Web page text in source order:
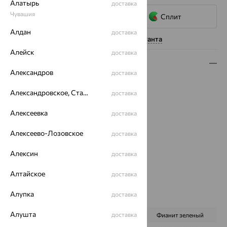
Сплит
Нужна помощь консультанта
Металл:Золото
Проба:585
Страна происхождения:
Бренд:MAGIC STONES
Вес металла:
Характеристика вставки:
ВИД КАМНЯ Агат Фианит зеленый
Алатырь
Чувашия
доставка
Алдан доставка
Алейск доставка
Александров доставка
Александровское, Ставропольский край доставка
Алексеевка доставка
Алексеево-Лозовское доставка
Алексин доставка
Алтайское доставка
Алупка доставка
Алушта доставка